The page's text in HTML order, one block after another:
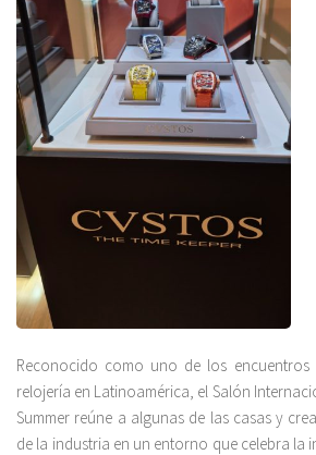
Reconocido como uno de los encuentros
relojería en Latinoamérica, el Salón
Summer reúne a algunas de las casas y
de la industria en un entorno que celebra la